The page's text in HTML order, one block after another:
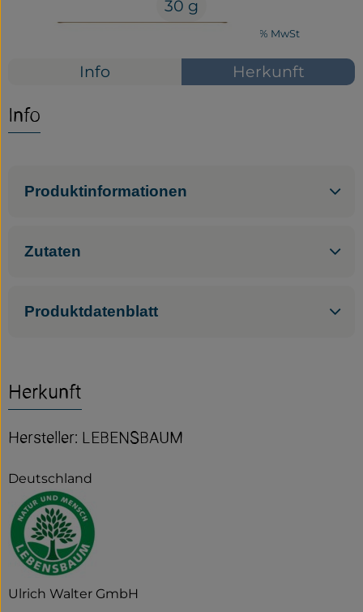
Neues vom Hof
30 g
7% MwSt
Info Herkunft
Info
Produktinformationen
Zutaten
Produktdatenblatt
Herkunft
Hersteller: LEBENSBAUM
Deutschland
Ulrich Walter GmbH